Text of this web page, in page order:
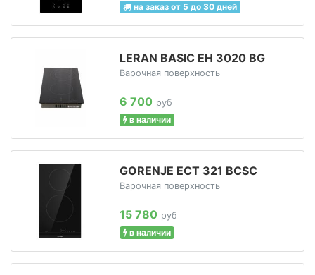
на заказ от 5 до 30 дней
LERAN BASIC EH 3020 BG
Варочная поверхность
6 700 руб
в наличии
GORENJE ECT 321 BCSC
Варочная поверхность
15 780 руб
в наличии